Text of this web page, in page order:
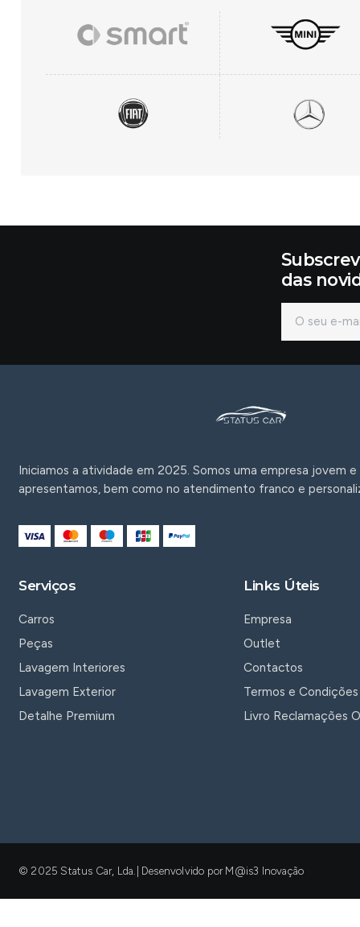
das
Iniciamos a atividade em 2025. Somos uma empresa jovem
apresentamos, bem como no atendimento franco e
Serviços
Carros
Peças
Lavagem Interiores
Lavagem Exterior
Detalhe Premium
Links Úteis
Empresa
Outlet
Contactos
Termos e Condições
Livro Reclamações
© 2025 Status Car, Lda.| Desenvolvido por M@is3 Inovação